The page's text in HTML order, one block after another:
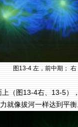
图13-4左，前中期； 右
上（图13-4右、13-5）
就像拔河一样达到平衡